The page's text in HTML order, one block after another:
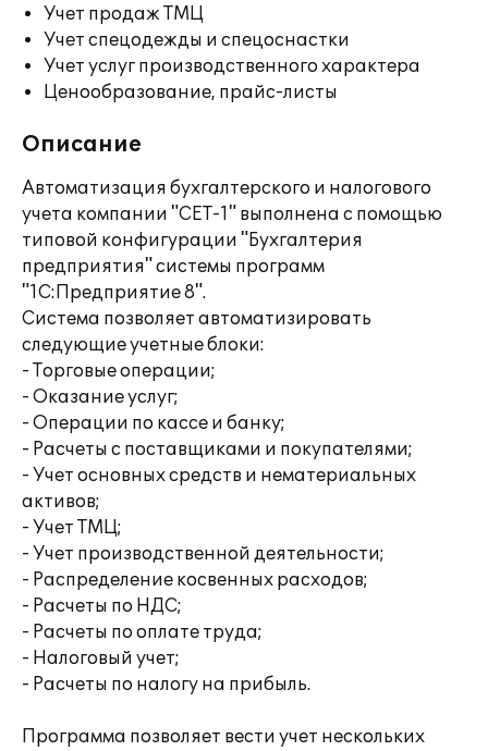
Учет продаж ТМЦ
Учет спецодежды и спецоснастки
Учет услуг производственного характера
Ценообразование, прайс-листы
Описание
Автоматизация бухгалтерского и налогового
учета компании "СЕТ-1" выполнена с помощью
типовой конфигурации "Бухгалтерия
предприятия" системы программ
"1С:Предприятие 8".
Система позволяет автоматизировать
следующие учетные блоки:
- Торговые операции;
- Оказание услуг;
- Операции по кассе и банку;
- Расчеты с поставщиками и покупателями;
- Учет основных средств и нематериальных
активов;
- Учет ТМЦ;
- Учет производственной деятельности;
- Распределение косвенных расходов;
- Расчеты по НДС;
- Расчеты по оплате труда;
- Налоговый учет;
- Расчеты по налогу на прибыль.
Программа позволяет вести учет нескольких